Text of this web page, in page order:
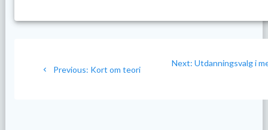
Previous: Previous
Kort om teori
Next: Next
Utdanningsvalg i